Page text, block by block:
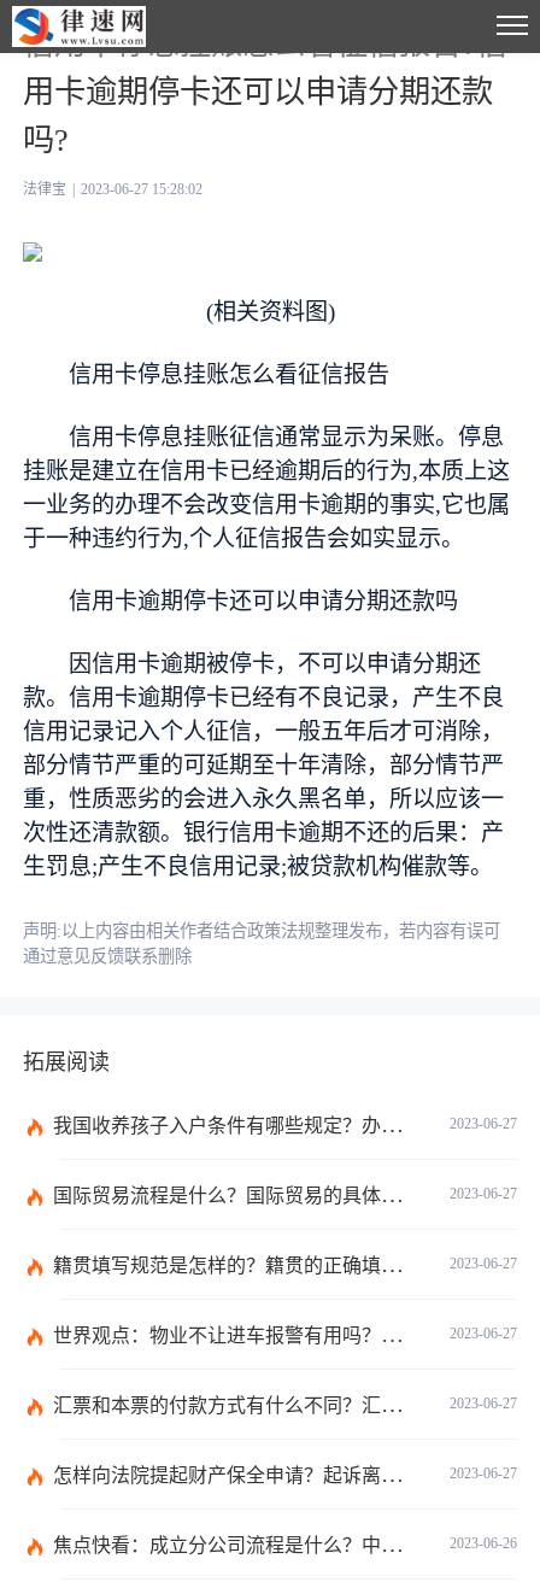
信用卡停息挂账怎么看征信报告?信
用卡逾期停卡还可以申请分期还款
吗?
法律宝 2023-06-27 15:28:02
(相关资料图)
信用卡停息挂账怎么看征信报告
信用卡停息挂账征信通常显示为呆账。停息
挂账是建立在信用卡已经逾期后的行为,本质上这
一业务的办理不会改变信用卡逾期的事实,它也属
于一种违约行为,个人征信报告会如实显示。
信用卡逾期停卡还可以申请分期还款吗
因信用卡逾期被停卡，不可以申请分期还
款。信用卡逾期停卡已经有不良记录，产生不良
信用记录记入个人征信，一般五年后才可消除，
部分情节严重的可延期至十年清除，部分情节严
重，性质恶劣的会进入永久黑名单，所以应该一
次性还清款额。银行信用卡逾期不还的后果：产
生罚息;产生不良信用记录;被贷款机构催款等。
声明:以上内容由相关作者结合政策法规整理发布，若内容有误可
通过意见反馈联系删除
拓展阅读
2023-06-27
我国收养孩子入户条件有哪些规定？办理收养登记的事实收养情况有几种？
2023-06-27
国际贸易流程是什么？国际贸易的具体流程的内容都有哪些？
2023-06-27
籍贯填写规范是怎样的？籍贯的正确填写规范是什么？-天天微动态
2023-06-27
世界观点：物业不让进车报警有用吗？小区不让业主进车该怎么投诉？
2023-06-27
汇票和本票的付款方式有什么不同？汇票和本票包含的交易数有什么不同？ 环球今热点
2023-06-27
怎样向法院提起财产保全申请？起诉离婚能申请财产保全吗？_全球快播
2023-06-26
焦点快看：成立分公司流程是什么？中华人民共和国公司登记管理条例第四十七条是什么？